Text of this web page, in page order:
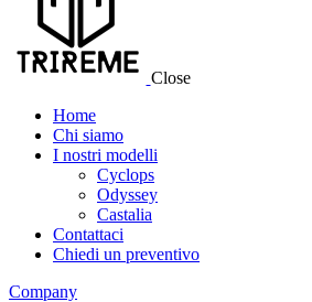
Close
Home
Chi siamo
I nostri modelli
Cyclops
Odyssey
Castalia
Contattaci
Chiedi un preventivo
Company